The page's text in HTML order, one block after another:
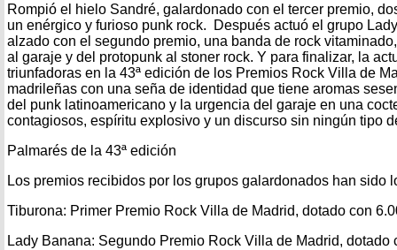
Rompió el hielo Sandré, galardonado con el tercer premio,
un enérgico y furioso punk rock. Después actuó el grupo
alzado con el segundo premio, una banda de rock
al garaje y del protopunk al stoner rock. Y para finalizar, la
triunfadoras en la 43ª edición de los Premios Rock Villa de
madrileñas con una seña de identidad que tiene aromas
del punk latinoamericano y la urgencia del garaje en una
contagiosos, espíritu explosivo y un discurso sin ningún tipo
Palmarés de la 43ª edición
Los premios recibidos por los grupos galardonados han sido
Tiburona: Primer Premio Rock Villa de Madrid, dotado con
Lady Banana: Segundo Premio Rock Villa de Madrid, dotado